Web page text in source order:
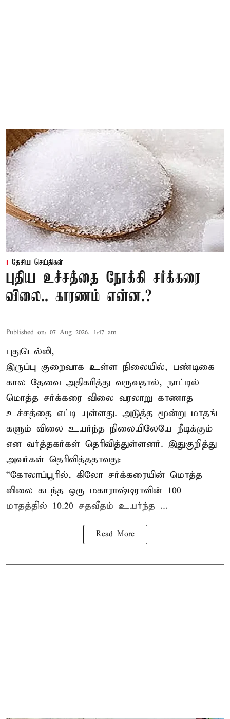
தேசிய செய்திகள்
புதிய உச்சத்தை நோக்கி சர்க்கரை
விலை.. காரணம் என்ன.?
Published on: 07 Aug 2026, 1:47 am
புதுடெல்லி,
இருப்பு குறைவாக உள்ள நிலையில், பண்டிகை
கால தேவை அதிகரித்து வருவதால், நாட்டில்
மொத்த சர்க்கரை விலை வரலாறு காணாத
உச்சத்தை எட்டி யுள்ளது. அடுத்த மூன்று மாதங்
களும் விலை உயர்ந்த நிலையிலேயே நீடிக்கும்
என வர்த்தகர்கள் தெரிவித்துள்ளனர். இதுகுறித்து
அவர்கள் தெரிவித்ததாவது:
“கோலாப்பூரில், கிலோ சர்க்கரையின் மொத்த
விலை கடந்த ஒரு மகாராஷ்டிராவின் 100
மாதத்தில் 10.20 சதவீதம் உயர்ந்த ...
Read More